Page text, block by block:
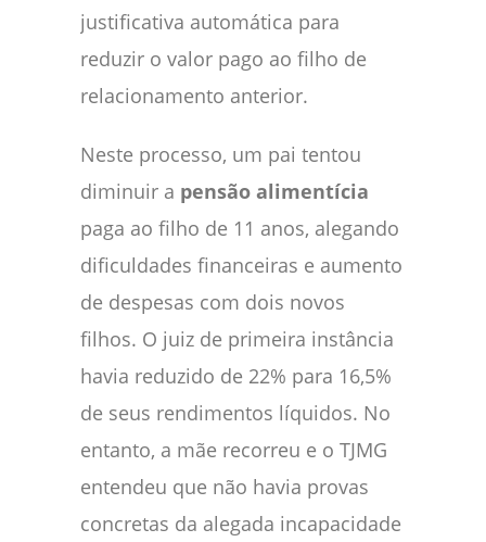
justificativa automática para
reduzir o valor pago ao filho de
relacionamento anterior.
Neste processo, um pai tentou
diminuir a pensão alimentícia
paga ao filho de 11 anos, alegando
dificuldades financeiras e aumento
de despesas com dois novos
filhos. O juiz de primeira instância
havia reduzido de 22% para 16,5%
de seus rendimentos líquidos. No
entanto, a mãe recorreu e o TJMG
entendeu que não havia provas
concretas da alegada incapacidade